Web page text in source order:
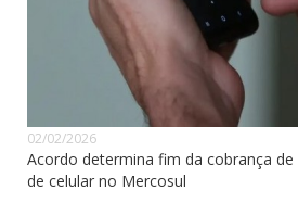
02/02/2026
Acordo determina fim da cobrança
de celular no Mercosul